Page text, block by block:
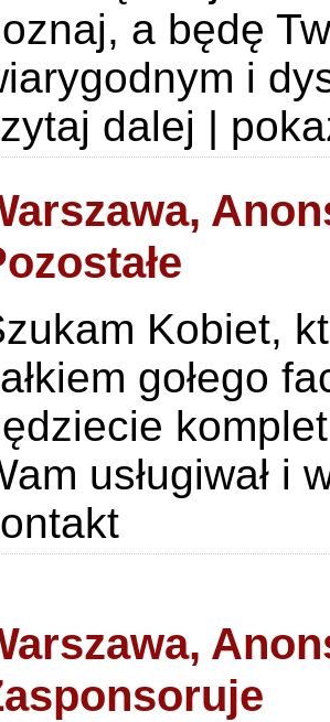
a będę
i
dalej |
Kobiet,
gołego
usługiwał i